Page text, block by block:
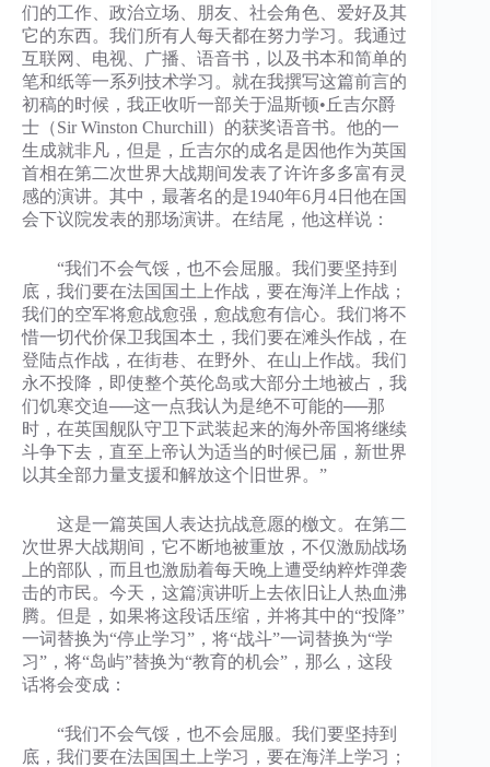
们的工作、政治立场、朋友、社会角色、爱好及其
它的东西。我们所有人每天都在努力学习。我通过
互联网、电视、广播、语音书，以及书本和简单的
笔和纸等一系列技术学习。就在我撰写这篇前言的
初稿的时候，我正收听一部关于温斯顿•丘吉尔爵
士（Sir Winston Churchill）的获奖语音书。他的一
生成就非凡，但是，丘吉尔的成名是因他作为英国
首相在第二次世界大战期间发表了许许多多富有灵
感的演讲。其中，最著名的是1940年6月4日他在国
会下议院发表的那场演讲。在结尾，他这样说：
“我们不会气馁，也不会屈服。我们要坚持到
底，我们要在法国国土上作战，要在海洋上作战；
我们的空军将愈战愈强，愈战愈有信心。我们将不
惜一切代价保卫我国本土，我们要在滩头作战，在
登陆点作战，在街巷、在野外、在山上作战。我们
永不投降，即使整个英伦岛或大部分土地被占，我
们饥寒交迫──这一点我认为是绝不可能的──那
时，在英国舰队守卫下武装起来的海外帝国将继续
斗争下去，直至上帝认为适当的时候已届，新世界
以其全部力量支援和解放这个旧世界。”
这是一篇英国人表达抗战意愿的檄文。在第二
次世界大战期间，它不断地被重放，不仅激励战场
上的部队，而且也激励着每天晚上遭受纳粹炸弹袭
击的市民。今天，这篇演讲听上去依旧让人热血沸
腾。但是，如果将这段话压缩，并将其中的“投降”
一词替换为“停止学习”，将“战斗”一词替换为“学
习”，将“岛屿”替换为“教育的机会”，那么，这段
话将会变成：
“我们不会气馁，也不会屈服。我们要坚持到
底，我们要在法国国土上学习，要在海洋上学习；